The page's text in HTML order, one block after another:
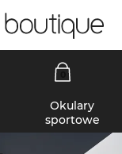
Okulary
sportowe